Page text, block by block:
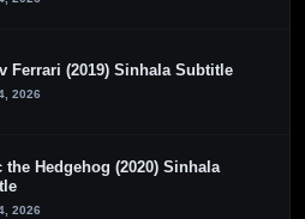
Ferrari (2019) Sinhala Subtitle
2026
the Hedgehog (2020) Sinhala
2026